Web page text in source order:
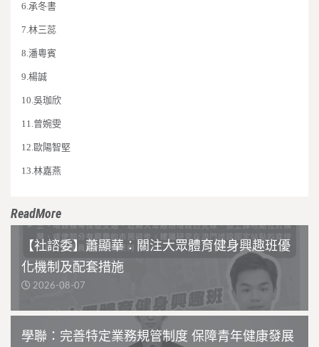
6.承冬書
7.林三蕊
8.潘粵賓
9.楊誠
10.吳珈欣
11.曾婉雯
12.歐陽智堅
13.林嘉燕
ReadMore
【社諮委】蕭顯華：關注大眾體育健身興趣班優
化機制及配套措施
2026-08-07
學聯：完善特定業務規管制度 保障青年健康發展